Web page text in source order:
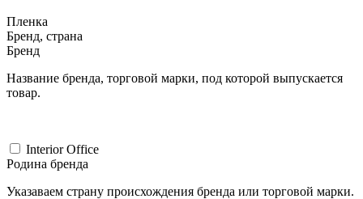
Пленка
Бренд, страна
Бренд
Название бренда, торговой марки, под которой выпускается
товар.
Interior Offiсe
Родина бренда
Указаваем страну происхождения бренда или торговой марки.